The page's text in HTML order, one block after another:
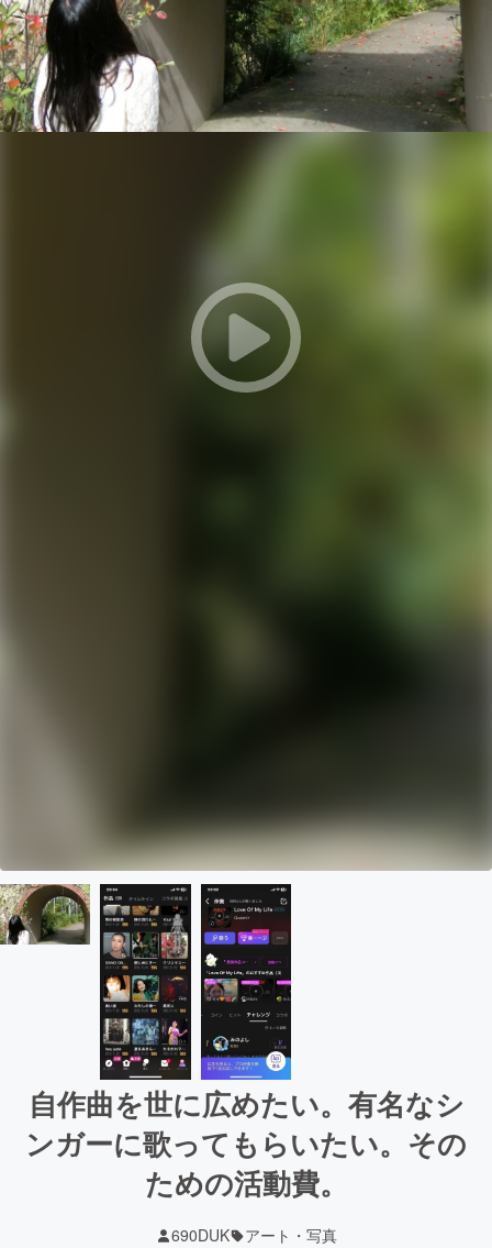
自作曲を世に広めたい。有名なシ
ンガーに歌ってもらいたい。その
ための活動費。
690DUK アート・写真